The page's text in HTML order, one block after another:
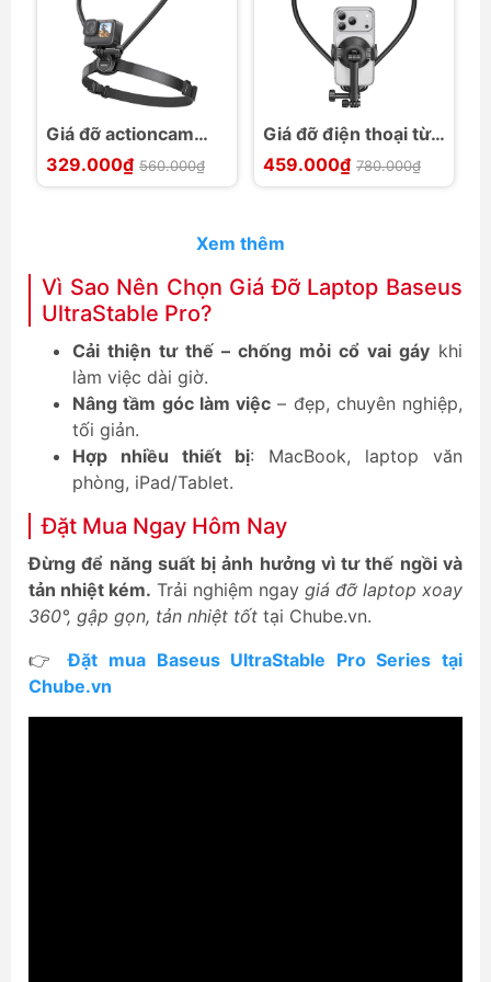
Giá đỡ actioncam
đeo cổ quay góc POV
Usams JOY01
329.000₫ 560.000₫
Giá đỡ điện thoại từ
tính đeo cổ quay góc
POV Usams JOY02
459.000₫ 780.000₫
Xem thêm
Vì Sao Nên Chọn Giá Đỡ Laptop Baseus
UltraStable Pro?
Cải thiện tư thế – chống mỏi cổ vai gáy khi
làm việc dài giờ.
Nâng tầm góc làm việc – đẹp, chuyên nghiệp,
tối giản.
Hợp nhiều thiết bị: MacBook, laptop văn
phòng, iPad/Tablet.
Đặt Mua Ngay Hôm Nay
Đừng để năng suất bị ảnh hưởng vì tư thế ngồi và
tản nhiệt kém. Trải nghiệm ngay giá đỡ laptop xoay
360°, gập gọn, tản nhiệt tốt tại Chube.vn.
👉Đặt mua Baseus UltraStable Pro Series tại
Chube.vn